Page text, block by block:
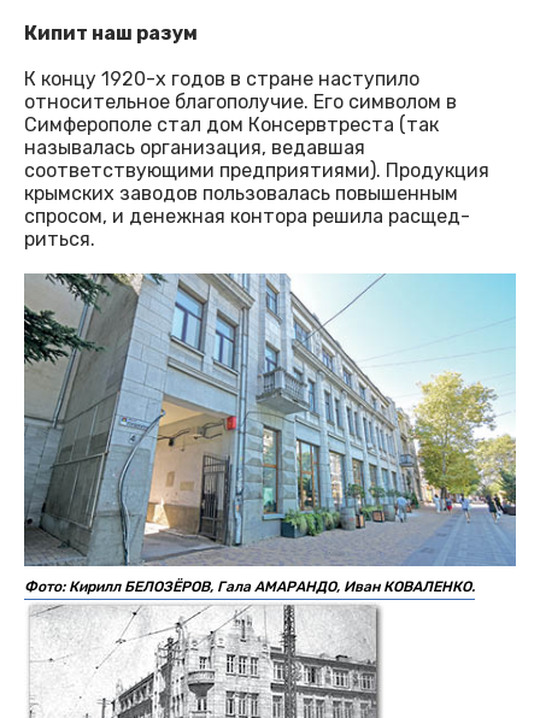
Кипит наш разум
К концу 1920-х годов в стране наступило
относительное благополучие. Его символом в
Симферополе стал дом Консервтреста (так
называлась организация, ведавшая
соответствующими предприятиями). Продукция
крымских заводов пользовалась повышенным
спросом, и денежная контора решила расщед-
риться.
Фото: Кирилл БЕЛОЗЁРОВ, Гала АМАРАНДО, Иван КОВАЛЕНКО.